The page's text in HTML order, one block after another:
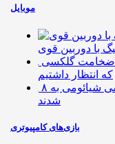
موبایل
ضخامت گلکسی S26 پرو، اج و اولترا لو رفت؛ همان‌چیزی
که انتظار داشتیم
۸ گوشی شیائومی به HyperOS 3 (نسخه آزمایشی) آپدیت
شدند
بازی‌های کامپیوتری